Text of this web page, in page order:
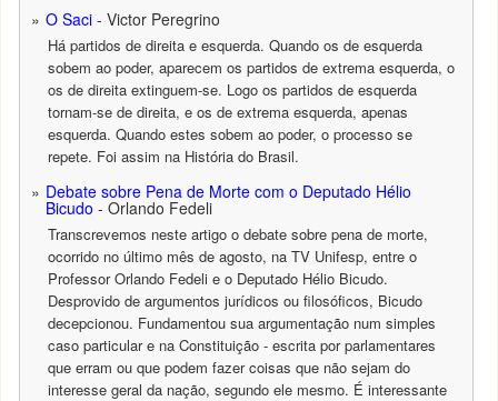
O Saci - Victor Peregrino
Há partidos de direita e esquerda. Quando os de esquerda
sobem ao poder, aparecem os partidos de extrema esquerda, o
os de direita extinguem-se. Logo os partidos de esquerda
tornam-se de direita, e os de extrema esquerda, apenas
esquerda. Quando estes sobem ao poder, o processo se
repete. Foi assim na História do Brasil.
Debate sobre Pena de Morte com o Deputado Hélio
Bicudo - Orlando Fedeli
Transcrevemos neste artigo o debate sobre pena de morte,
ocorrido no último mês de agosto, na TV Unifesp, entre o
Professor Orlando Fedeli e o Deputado Hélio Bicudo.
Desprovido de argumentos jurídicos ou filosóficos, Bicudo
decepcionou. Fundamentou sua argumentação num simples
caso particular e na Constituição - escrita por parlamentares
que erram ou que podem fazer coisas que não sejam do
interesse geral da nação, segundo ele mesmo. É interessante